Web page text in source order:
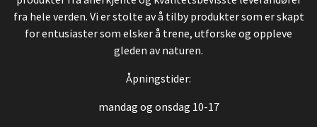
fra hele verden. Vi er stolte av å tilby produkter som er skapt
for entusiaster som elsker å trene, utforske og oppleve
gleden av naturen.
Åpningstider:
mandag og onsdag 10-17